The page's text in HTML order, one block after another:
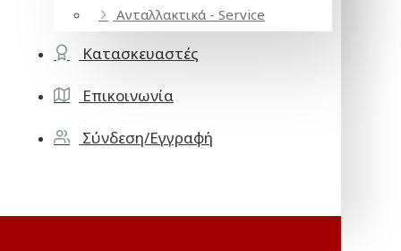
Ανταλλακτικά - Service
Κατασκευαστές
Επικοινωνία
Σύνδεση/Εγγραφή